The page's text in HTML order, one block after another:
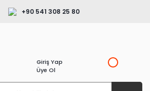
+90 541 308 25 80
Giriş Yap
Üye Ol